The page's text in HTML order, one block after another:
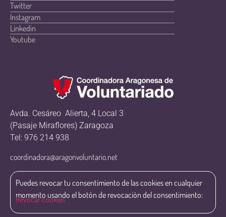
Twitter
Instagram
Linkedin
Youtube
Avda. Cesáreo Alierta, 4 Local 3
(Pasaje Miraflores) Zaragoza
Tel: 976 214 938
coordinadora@aragonvoluntario.net
Puedes revocar tu consentimiento de las cookies en cualquier
momento usando el botón de revocación del consentimiento:
Revocar cookies